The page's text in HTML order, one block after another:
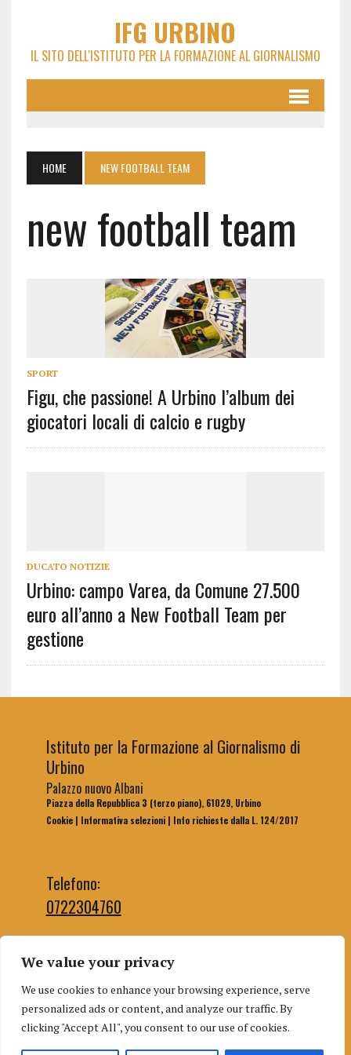
We value your privacy
We use cookies to enhance your browsing experience, serve
personalized ads or content, and analyze our traffic. By
clicking "Accept All", you consent to our use of cookies.
IFG URBINO
IL SITO DELL'ISTITUTO PER LA FORMAZIONE AL GIORNALISMO
HOME NEW FOOTBALL TEAM
new football team
SPORT
Figu, che passione! A Urbino l’album dei
giocatori locali di calcio e rugby
DUCATO NOTIZIE
Urbino: campo Varea, da Comune 27.500
euro all’anno a New Football Team per
gestione
Istituto per la Formazione al Giornalismo di
Urbino
Palazzo nuovo Albani
Piazza della Repubblica 3 (terzo piano), 61029, Urbino
Cookie| Informativa selezioni| Info richieste dalla L. 124/2017
Telefono:
0722304760
Email segreteria:
segreteriaifg@uniurb.it
Email redazione:
redazioneifgurbino@gmail.com